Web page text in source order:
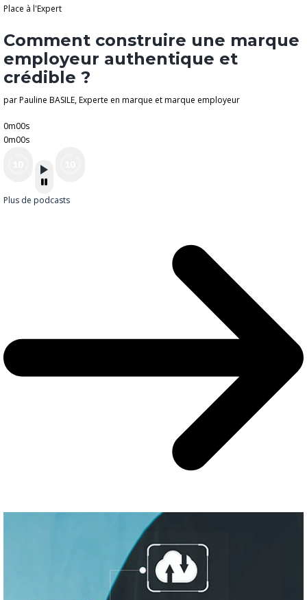
Place à l'Expert
Comment construire une marque
employeur authentique et
crédible ?
par Pauline BASILE, Experte en marque et marque employeur
0m00s
0m00s
Plus de podcasts